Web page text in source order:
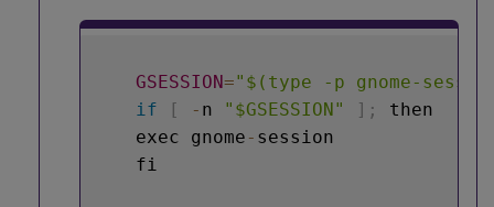
GSESSION="$(type -p gnome-
if
[ - n "$GSESSION" ] ;
then
   exec gnome
- session
   fi